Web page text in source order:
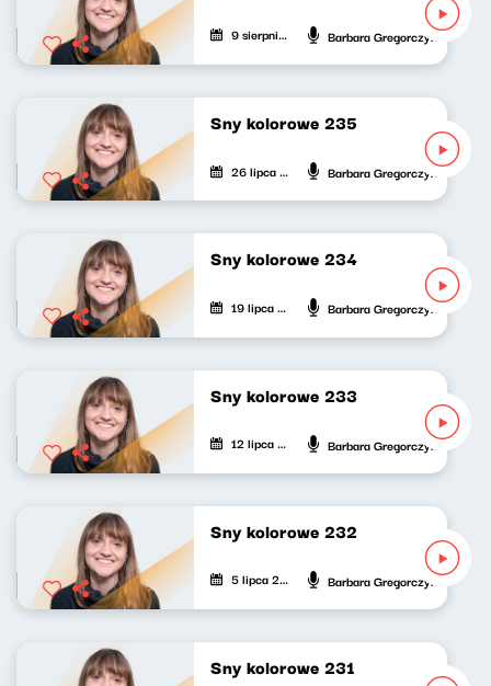
9 sierpnia 2025 Barbara Gregorczyk
Sny kolorowe 235
26 lipca 2025 Barbara Gregorczyk
Sny kolorowe 234
19 lipca 2025 Barbara Gregorczyk
Sny kolorowe 233
12 lipca 2025 Barbara Gregorczyk
Sny kolorowe 232
5 lipca 2025 Barbara Gregorczyk
Sny kolorowe 231